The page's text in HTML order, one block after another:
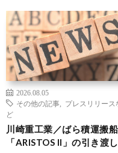
2026.08.05
その他の記事
プレスリリース
ど
川崎重工業／ばら積運搬船
「ARISTOS II」の引き渡し